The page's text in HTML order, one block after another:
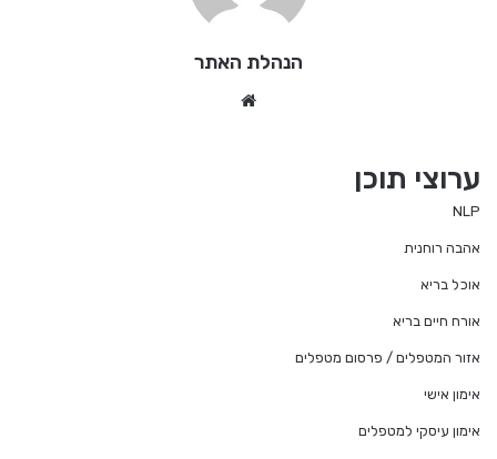
הנהלת האתר
ערוצי תוכן
NLP
אהבה רוחנית
אוכל בריא
אורח חיים בריא
אזור המטפלים / פרסום מטפלים
אימון אישי
אימון עיסקי למטפלים